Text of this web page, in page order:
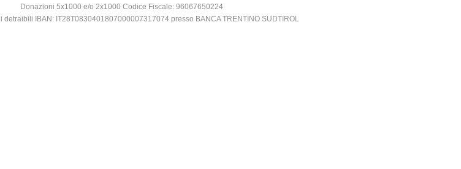
Donazioni 5x1000 e/o 2x1000 Codice Fiscale: 96067650224
detraibili IBAN: IT28T0830401807000007317074 presso BANCA TRENTINO SUDTIROL